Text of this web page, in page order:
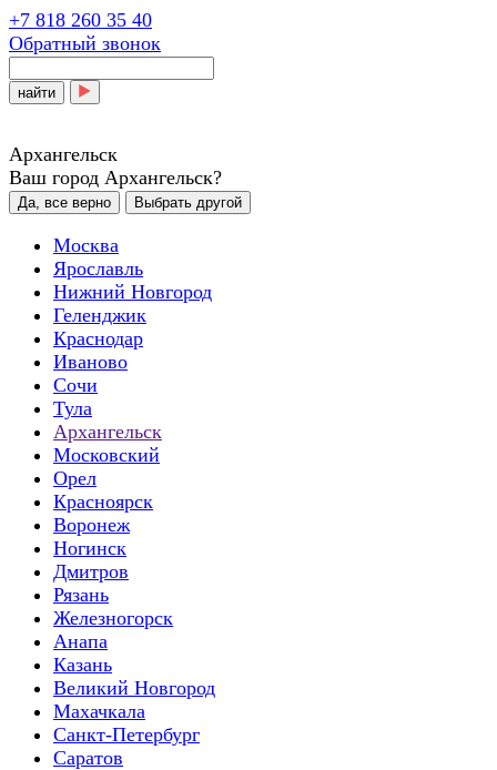
+7 818 260 35 40
Обратный звонок
найти
Архангельск
Ваш город Архангельск?
Да, все верно Выбрать другой
Москва
Ярославль
Нижний Новгород
Геленджик
Краснодар
Иваново
Сочи
Тула
Архангельск
Московский
Орел
Красноярск
Воронеж
Ногинск
Дмитров
Рязань
Железногорск
Анапа
Казань
Великий Новгород
Махачкала
Санкт-Петербург
Саратов